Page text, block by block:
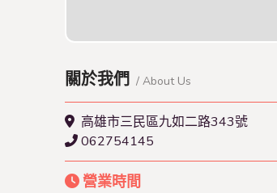
關於我們 / About Us
高雄市三民區九如二路343號
062754145
營業時間